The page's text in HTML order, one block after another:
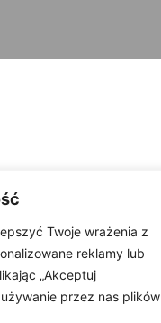
Twoje wrażenia z
reklamy lub
„Akceptuj
przez nas plików